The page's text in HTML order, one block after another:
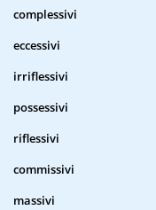
complessivi
eccessivi
irriflessivi
possessivi
riflessivi
commissivi
massivi